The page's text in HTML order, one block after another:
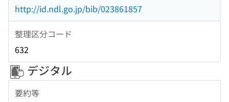
http://id.ndl.go.jp/bib/023861857
整理区分コード
632
デジタル
要約等